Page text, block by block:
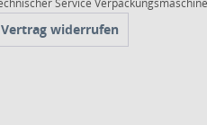
Service
Vertrag widerrufen